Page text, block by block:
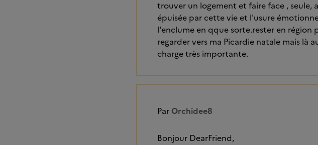
trouver un logement et faire face , seule,
épuisée par cette vie et l'usure
l'enclume en qque sorte.rester en région
regarder vers ma Picardie natale mais là
charge très importante.
Par Orchidee8
Bonjour DearFriend,